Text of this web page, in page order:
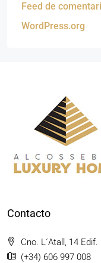
Feed de
WordPress.org
Contacto
Cno. L´Atall, 14
(+34) 606 997 008